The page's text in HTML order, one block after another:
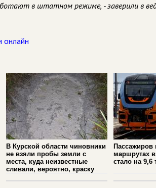
в штатном режиме, - заверили в
онлайн
В Курской области чиновники
не взяли пробы земли с
места, куда неизвестные
сливали, вероятно, краску
Пассажиров
маршрутах
стало на